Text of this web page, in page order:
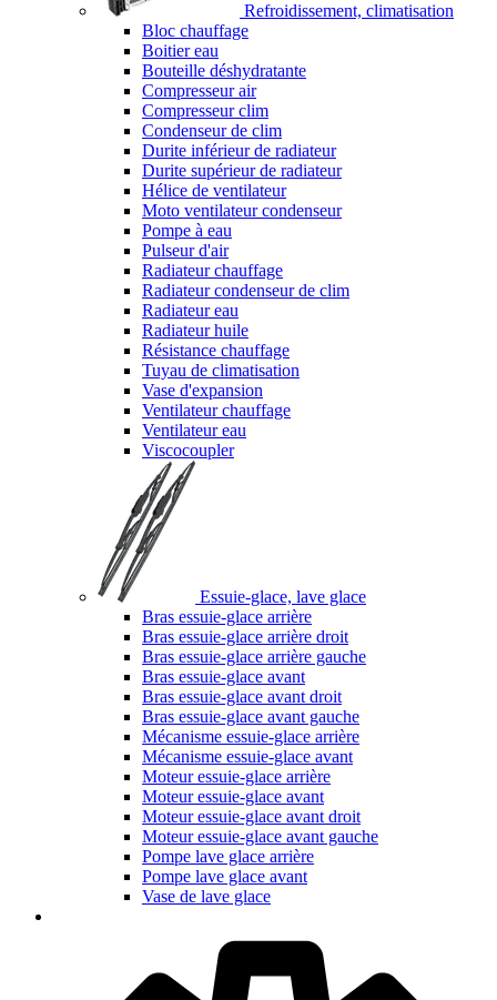
Refroidissement, climatisation
Bloc chauffage
Boitier eau
Bouteille déshydratante
Compresseur air
Compresseur clim
Condenseur de clim
Durite inférieur de radiateur
Durite supérieur de radiateur
Hélice de ventilateur
Moto ventilateur condenseur
Pompe à eau
Pulseur d'air
Radiateur chauffage
Radiateur condenseur de clim
Radiateur eau
Radiateur huile
Résistance chauffage
Tuyau de climatisation
Vase d'expansion
Ventilateur chauffage
Ventilateur eau
Viscocoupler
Essuie-glace, lave glace
Bras essuie-glace arrière
Bras essuie-glace arrière droit
Bras essuie-glace arrière gauche
Bras essuie-glace avant
Bras essuie-glace avant droit
Bras essuie-glace avant gauche
Mécanisme essuie-glace arrière
Mécanisme essuie-glace avant
Moteur essuie-glace arrière
Moteur essuie-glace avant
Moteur essuie-glace avant droit
Moteur essuie-glace avant gauche
Pompe lave glace arrière
Pompe lave glace avant
Vase de lave glace